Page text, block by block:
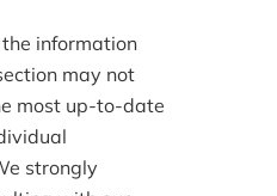
information
may not
most up-to-date
strongly